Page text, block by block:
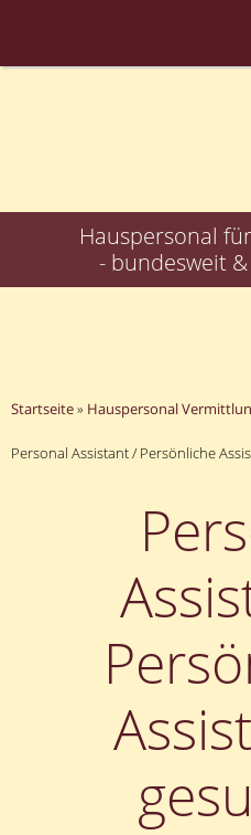
Hauspersonal
- bundesweit
Startseite» Hauspersonal
Personal Assistant / Persönliche